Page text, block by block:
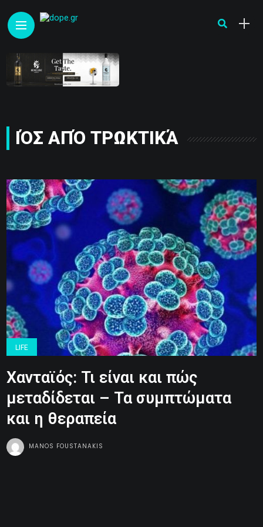
ΙΌΣ ΑΠΌ ΤΡΩΚΤΙΚΆ
LIFE
Χανταϊός: Τι είναι και πώς
μεταδίδεται – Τα συμπτώματα
και η θεραπεία
MANOS FOUSTANAKIS